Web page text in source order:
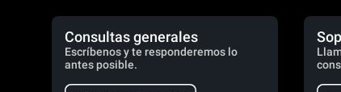
Consultas generales
Escríbenos y te responderemos lo
antes posible.